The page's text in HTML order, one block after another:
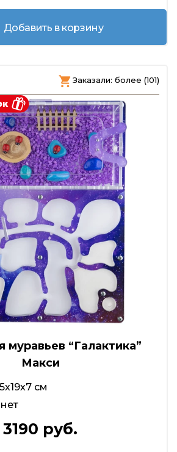
Добавить в корзину
Заказали: более (101)
“Галактика”
Макси
см
нет
3190 руб.